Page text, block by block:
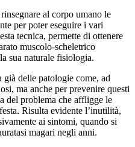
al corpo umano le
per poter eseguire i vari
tecnica, permette di ottenere
muscolo-scheletrico
sua naturale fisiologia.
delle patologie come, ad
ma anche per prevenire questi
del problema che affligge le
Risulta evidente l’inutilità,
ai sintomi, quando si
magari negli anni.